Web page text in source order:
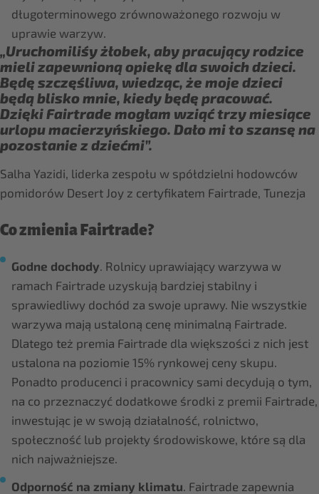
długoterminowego zrównoważonego rozwoju w
uprawie warzyw.
„Uruchomiliśy żłobek, aby pracujący rodzice
mieli zapewnioną opiekę dla swoich dzieci.
Będę szczęśliwa, wiedząc, że moje dzieci
będą blisko mnie, kiedy będę pracować.
Dzięki Fairtrade mogłam wziąć trzy miesiące
urlopu macierzyńskiego. Dało mi to szansę na
pozostanie z dziećmi”.
Salha Yazidi, liderka zespołu w spółdzielni hodowców
pomidorów Desert Joy z certyfikatem Fairtrade, Tunezja
Co zmienia Fairtrade?
Godne dochody. Rolnicy uprawiający warzywa w
ramach Fairtrade uzyskują bardziej stabilny i
sprawiedliwy dochód za swoje uprawy. Nie wszystkie
warzywa mają ustaloną cenę minimalną Fairtrade.
Dlatego też premia Fairtrade dla większości z nich jest
ustalona na poziomie 15% rynkowej ceny skupu.
Ponadto producenci i pracownicy sami decydują o tym,
na co przeznaczyć dodatkowe środki z premii Fairtrade,
inwestując je w swoją działalność, rolnictwo,
społeczność lub projekty środowiskowe, które są dla
nich najważniejsze.
Odporność na zmiany klimatu. Fairtrade zapewnia